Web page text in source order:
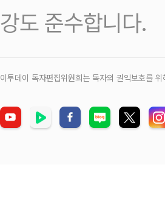
강도 준수합니다.
이투데이 독자편집위원회는 독자의 권익보호를